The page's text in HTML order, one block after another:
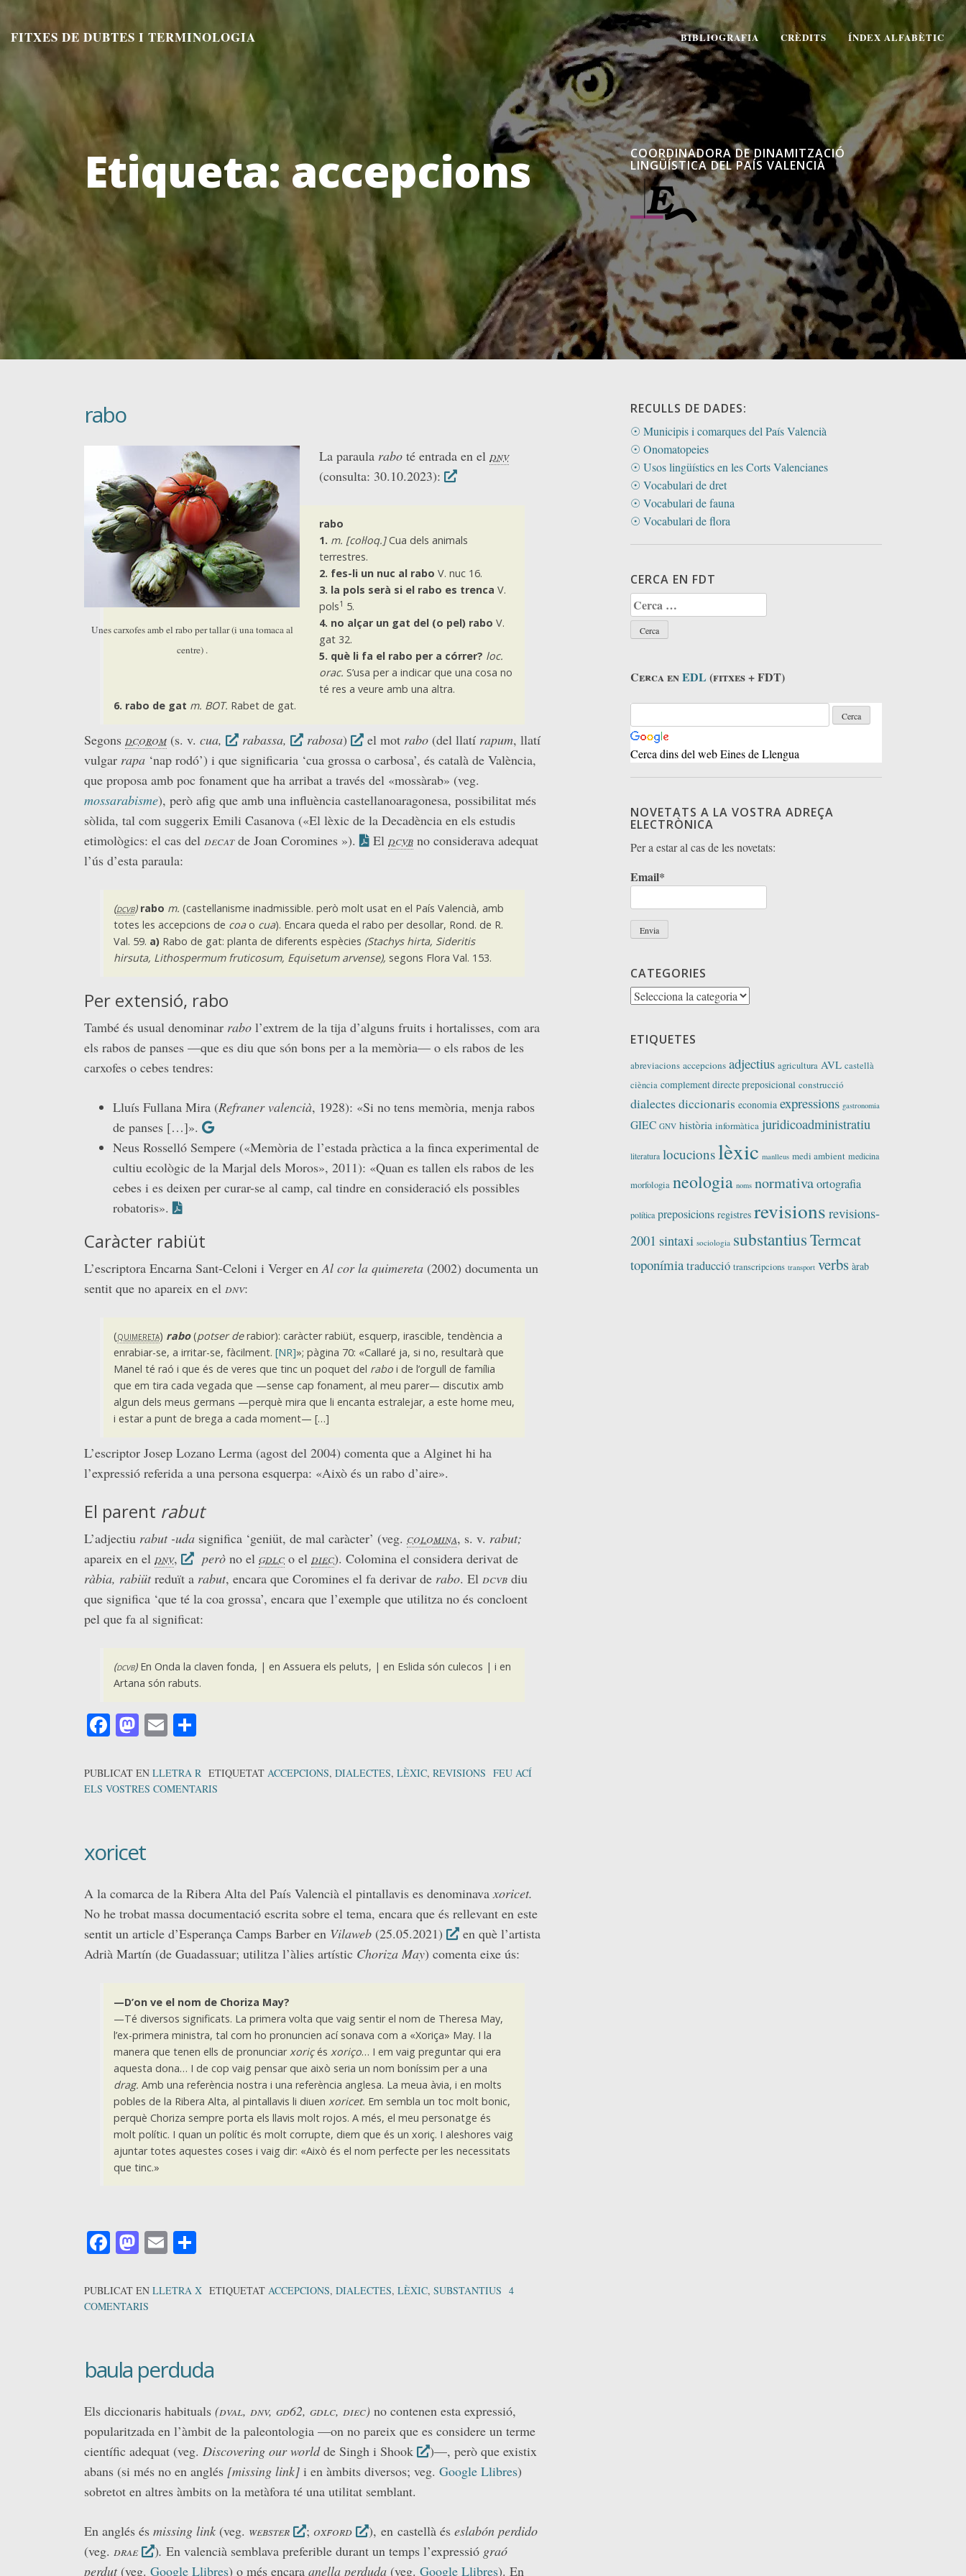
contingut
FITXES DE DUBTES I TERMINOLOGIA BIBLIOGRAFIA CRÈDITS ÍNDEX ALFABÈTIC
Etiqueta:accepcions COORDINADORA DE DINAMITZACIÓ
LINGÜÍSTICA DEL PAÍS VALENCIÀ
rabo
Unes carxofes amb el rabo per tallar (i una tomaca al
centre) .
La paraula rabo té entrada en el dnv
(consulta: 30.10.2023):
rabo
1. m. [col·loq.]Cua dels animals
terrestres.
2. fes-li un nuc al rabo V. nuc 16.
3. la pols serà si el rabo es trenca V.
pols1 5.
4. no alçar un gat del (o pel) rabo V.
gat 32.
5. què li fa el rabo per a córrer? loc.
orac. S’usa per a indicar que una cosa no
té res a veure amb una altra.
6. rabo de gat m. BOT. Rabet de gat.
Segons dcorom (s. v. cua, rabassa, rabosa) el mot rabo (del llatí rapum, llatí
vulgar rapa ‘nap rodó’) i que significaria ‘cua grossa o carbosa’, és català de València,
que proposa amb poc fonament que ha arribat a través del «mossàrab» (veg.
mossarabisme), però afig que amb una influència castellanoaragonesa, possibilitat més
sòlida, tal com suggerix Emili Casanova («El lèxic de la Decadència en els estudis
etimològics: el cas del decatde Joan Coromines »). El dcvb no considerava adequat
l’ús d’esta paraula:
(dcvb) rabo m. (castellanisme inadmissible. però molt usat en el País Valencià, amb
totes les accepcions de coao cua). Encara queda el rabo per desollar, Rond. de R.
Val. 59. a)Rabo de gat: planta de diferents espècies (Stachys hirta, Sideritis
hirsuta, Lithospermum fruticosum, Equisetum arvense), segons Flora Val. 153.
Per extensió, rabo
També és usual denominar rabo l’extrem de la tija d’alguns fruits i hortalisses, com ara
els rabos de panses —que es diu que són bons per a la memòria— o els rabos de les
carxofes o cebes tendres:
Lluís Fullana Mira (Refraner valencià, 1928): «Si no tens memòria, menja rabos
de panses […]».
Neus Rosselló Sempere («Memòria de l’estada pràctica a la finca experimental de
cultiu ecològic de la Marjal dels Moros», 2011): «Quan es tallen els rabos de les
cebes i es deixen per curar-se al camp, cal tindre en consideració els possibles
robatoris».
Caràcter rabiüt
L’escriptora Encarna Sant-Celoni i Verger en Al cor la quimereta (2002) documenta un
sentit que no apareix en el dnv:
(quimereta) rabo(potser derabior): caràcter rabiüt, esquerp, irascible, tendència a
enrabiar-se, a irritar-se, fàcilment. [NR]»; pàgina 70: «Callaré ja, si no, resultarà que
Manel té raó i que és de veres que tinc un poquet del raboi de l’orgull de família
que em tira cada vegada que —sense cap fonament, al meu parer— discutix amb
algun dels meus germans —perquè mira que li encanta estralejar, a este home meu,
i estar a punt de brega a cada moment— […]
L’escriptor Josep Lozano Lerma (agost del 2004) comenta que a Alginet hi ha
l’expressió referida a una persona esquerpa: «Això és un rabo d’aire».
El parent rabut
L’adjectiu rabut -uda significa ‘geniüt, de mal caràcter’ (veg. colomina, s. v. rabut;
apareix en el dnv, però no el gdlc o el diec). Colomina el considera derivat de
ràbia, rabiütreduït a rabut, encara que Coromines el fa derivar de rabo. El dcvb diu
que significa ‘que té la coa grossa’, encara que l’exemple que utilitza no és concloent
pel que fa al significat:
(dcvb)En Onda la claven fonda, | en Assuera els peluts, | en Eslida són culecos | i en
Artana són rabuts.
Facebook
Mastodon
Email
PUBLICAT EN LLETRA R ETIQUETAT ACCEPCIONS, DIALECTES, LÈXIC, REVISIONS FEU ACÍ
ELS VOSTRES COMENTARIS
xoricet
A la comarca de la Ribera Alta del País Valencià el pintallavis es denominavaxoricet.
No he trobat massa documentació escrita sobre el tema, encara que és rellevant en este
sentit un article d’Esperança Camps Barber en Vilaweb (25.05.2021)
en què l’artista
Adrià Martín (de Guadassuar; utilitza l’àlies artístic Choriza May) comenta eixe ús:
—D’on ve el nom de Choriza May?
—Té diversos significats. La primera volta que vaig sentir el nom de Theresa May,
l’ex-primera ministra, tal com ho pronuncien ací sonava com a «Xoriça» May. I la
manera que tenen ells de pronunciarxoriçés xoriço… I em vaig preguntar qui era
aquesta dona… I de cop vaig pensar que això seria un nom boníssim per a una
drag. Amb una referència nostra i una referència anglesa. La meua àvia, i en molts
pobles de la Ribera Alta, al pintallavis li diuen xoricet. Em sembla un toc molt bonic,
perquè Choriza sempre porta els llavis molt rojos. A més, el meu personatge és
molt polític. I quan un polític és molt corrupte, diem que és un xoriç. I aleshores vaig
ajuntar totes aquestes coses i vaig dir: «Això és el nom perfecte per les necessitats
que tinc.»
Facebook
Mastodon
Email
PUBLICAT EN LLETRA X ETIQUETAT ACCEPCIONS, DIALECTES, LÈXIC, SUBSTANTIUS 4
COMENTARIS
baula perduda
Els diccionaris habituals (dval, dnv, gd62, gdlc, diec) no contenen esta expressió,
popularitzada en l’àmbit de la paleontologia —on no pareix que es considere un terme
científic adequat (veg. Discovering our worldde Singh i Shook
)—, però que existix
abans (si més no en anglés [missing link] i en àmbits diversos; veg. Google Llibres)
sobretot en altres àmbits on la metàfora té una utilitat semblant.
En anglés és missing link (veg. webster ; oxford ), en castellà és eslabón perdido
(veg. drae ). En valencià semblava preferible durant un temps l’expressió graó
perdut(veg. Google Llibres) o més encara anella perduda (veg. Google Llibres). En
RECULLS DE DADES:
☉ Municipis i comarques del País Valencià
☉ Onomatopeies
☉ Usos lingüístics en les Corts Valencianes
☉ Vocabulari de dret
☉ Vocabulari de fauna
☉ Vocabulari de flora
CERCA EN FDT
Cerca:
Cerca enEDL (fitxes + FDT)
Cerca dins del web Eines de Llengua
NOVETATS A LA VOSTRA ADREÇA
ELECTRÒNICA
Per a estar al cas de les novetats:
Email*
CATEGORIES
Categories
ETIQUETES
abreviacions accepcions adjectius agricultura AVL castellà
ciència complement directe preposicional construcció
dialectesdiccionaris economia expressions gastronomia
GIEC GNV història informàtica juridicoadministratiu
literatura locucionslèxic manlleus medi ambient medicina
morfologia neologia noms normativaortografia
política preposicions registres revisions revisions-
2001 sintaxi sociologia substantiusTermcat
toponímiatraducció transcripcions transport verbs àrab